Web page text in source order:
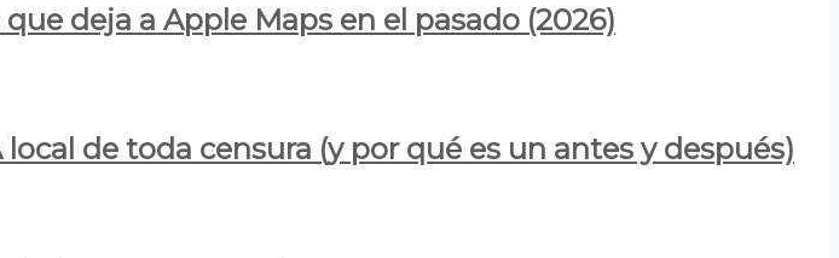
deja a Apple Maps en el pasado (2026)
de toda censura (y por qué es un antes y después)